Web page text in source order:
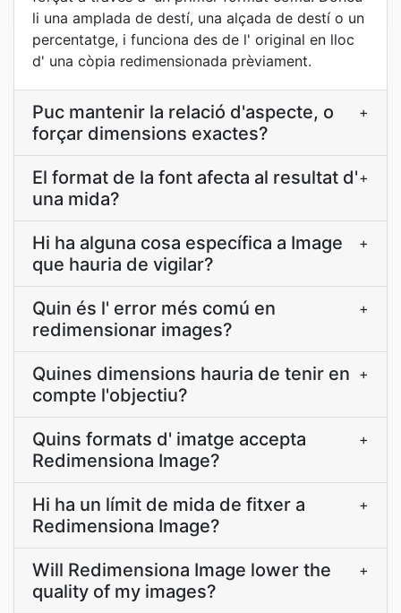
li una amplada de destí, una alçada de destí o un
percentatge, i funciona des de l' original en lloc
d' una còpia redimensionada prèviament.
Puc mantenir la relació d'aspecte, o
forçar dimensions exactes?
+
El format de la font afecta al resultat d'
una mida?
+
Hi ha alguna cosa específica a Image
que hauria de vigilar?
+
Quin és l' error més comú en
redimensionar images?
+
Quines dimensions hauria de tenir en
compte l'objectiu?
+
Quins formats d' imatge accepta
Redimensiona Image?
+
Hi ha un límit de mida de fitxer a
Redimensiona Image?
+
Will Redimensiona Image lower the
quality of my images?
+